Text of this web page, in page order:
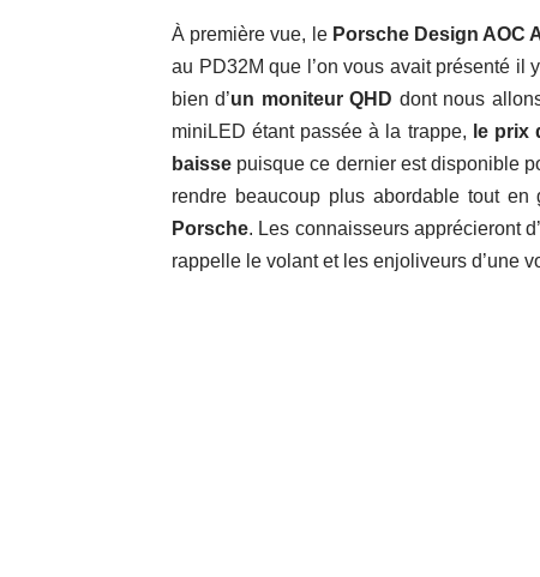
À première vue, le Porsche Design AOC
au PD32M que l’on vous avait présenté il
bien d’un moniteur QHD dont nous
miniLED étant passée à la trappe, le prix
baisse puisque ce dernier est disponible
rendre beaucoup plus abordable tout
Porsche. Les connaisseurs apprécieront
rappelle le volant et les enjoliveurs d’une